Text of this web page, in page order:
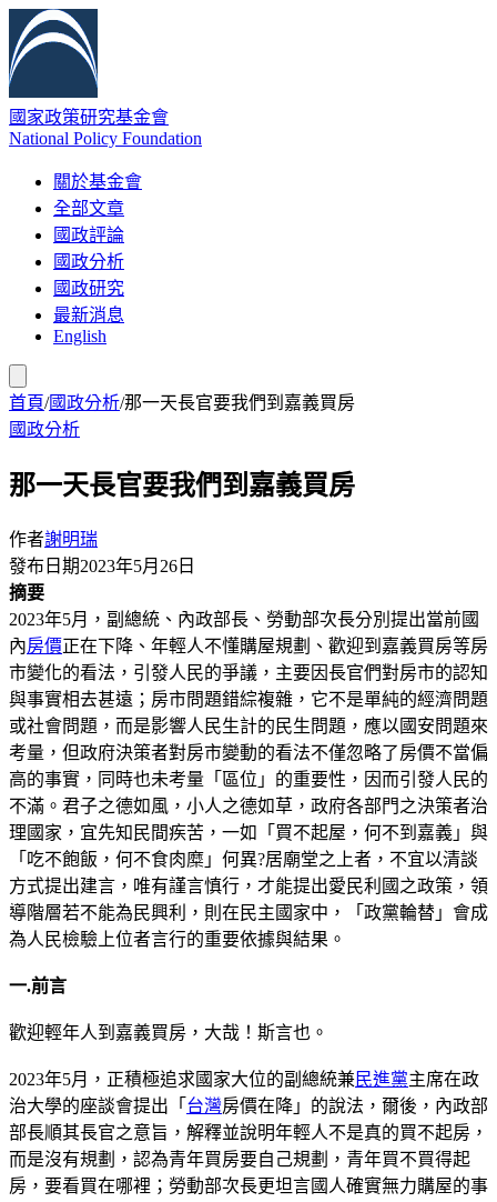
國家政策研究基金會
National Policy Foundation
關於基金會
全部文章
國政評論
國政分析
國政研究
最新消息
English
首頁/國政分析/那一天長官要我們到嘉義買房
國政分析
那一天長官要我們到嘉義買房
作者謝明瑞
發布日期2023年5月26日
摘要
2023年5月，副總統、內政部長、勞動部次長分別提出當前國
內房價正在下降、年輕人不懂購屋規劃、歡迎到嘉義買房等房
市變化的看法，引發人民的爭議，主要因長官們對房市的認知
與事實相去甚遠；房市問題錯綜複雜，它不是單純的經濟問題
或社會問題，而是影響人民生計的民生問題，應以國安問題來
考量，但政府決策者對房市變動的看法不僅忽略了房價不當偏
高的事實，同時也未考量「區位」的重要性，因而引發人民的
不滿。君子之德如風，小人之德如草，政府各部門之決策者治
理國家，宜先知民間疾苦，一如「買不起屋，何不到嘉義」與
「吃不飽飯，何不食肉糜」何異?居廟堂之上者，不宜以清談
方式提出建言，唯有謹言慎行，才能提出愛民利國之政策，領
導階層若不能為民興利，則在民主國家中，「政黨輪替」會成
為人民檢驗上位者言行的重要依據與結果。
一.前言
歡迎輕年人到嘉義買房，大哉！斯言也。
2023年5月，正積極追求國家大位的副總統兼民進黨主席在政
治大學的座談會提出「 台灣房價在降」的說法，爾後，內政部
部長順其長官之意旨，解釋並說明年輕人不是真的買不起房，
而是沒有規劃，認為青年買房要自己規劃，青年買不買得起
房，要看買在哪裡；勞動部次長更坦言國人確實無力購屋的事